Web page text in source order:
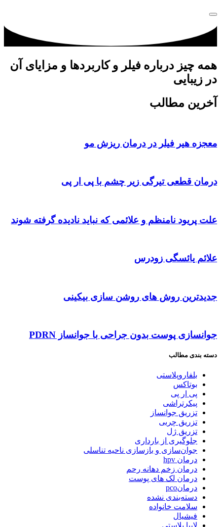
همه چیز درباره فیلر و کاربردها و مزایای آن
در زیبایی
آخرین مطالب
معجزه هیر فیلر در درمان ریزش مو
درمان قطعی تیرگی زیر چشم با پی ار پی
علت پریود نامنظم و علائمی که نباید نادیده گرفته شوند
علائم یائسگی زودرس
جدیدترین روش های روشن سازی بیکینی
جوانسازی پوست بدون جراحی با جوانساز PDRN
دسته بندی مطالب
بلفاروپلاستی
بوتاکس
پی ار پی
پیکرتراشی
تزریق جوانساز
تزریق چربی
تزریق ژل
جلوگیری از بارداری
جوان‌سازی و بازسازی ناحیه تناسلی
درمان hpv
درمان زخم دهانه رحم
درمان لک های پوست
درمانpco
دسته‌بندی نشده
سلامت خانواده
فیشیال